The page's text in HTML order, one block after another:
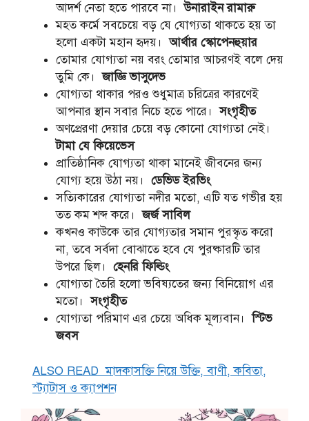
আদর্শ নেতা হতে পারবে না।উনারাইন রামারু
মহত কর্মে সবচেয়ে বড় যে যোগ্যতা থাকতে হয় তা
হলো একটা মহান হৃদয়।আর্থার স্কোপেনহুয়ার
তোমার যোগ্যতা নয় বরং তোমার আচরণই বলে দেয়
তুমি কে।জাজ্ঞি ভাসুদেভ
যোগ্যতা থাকার পরও শুধুমাত্র চরিত্রের কারণেই
আপনার স্থান সবার নিচে হতে পারে।সংগৃহীত
অণপ্রেরণা দেয়ার চেয়ে বড় কোনো যোগ্যতা নেই।
টামা যে কিয়েভেস
প্রাতিষ্ঠানিক যোগ্যতা থাকা মানেই জীবনের জন্য
যোগ্য হয়ে উঠা নয়। ডেভিড ইরভিং
সত্যিকারের যোগ্যতা নদীর মতো, এটি যত গভীর হয়
তত কম শব্দ করে।জর্জ সাবিল
কখনও কাউকে তার যোগ্যতার সমান পুরস্কৃত করো
না, তবে সর্বদা বোঝাতে হবে যে পুরষ্কারটি তার
উপরে ছিল। হেনরি ফিল্ডিং
যোগ্যতা তৈরি হলো ভবিষ্যতের জন্য বিনিয়োগ এর
মতো।সংগৃহীত
যোগ্যতা পরিমাণ এর চেয়ে অধিক মূল্যবান।স্টিভ
জবস
ALSO READ মাদকাসক্তি নিয়ে উক্তি, বাণী, কবিতা,
স্ট্যাটাস ও ক্যাপশন